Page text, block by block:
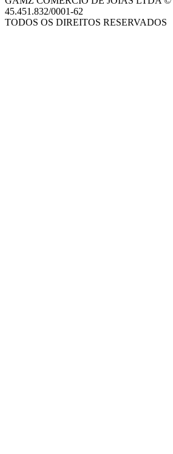
45.451.832/0001-62
TODOS OS DIREITOS RESERVADOS